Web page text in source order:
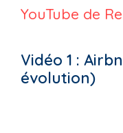
YouTube de
Vidéo 1 :
évolution)